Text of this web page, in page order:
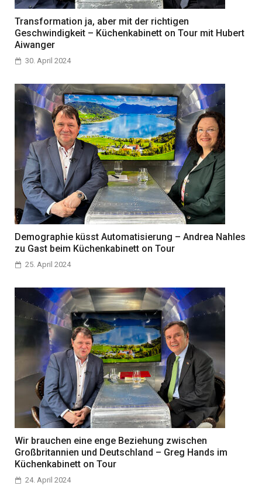
Transformation ja, aber mit der richtigen
Geschwindigkeit – Küchenkabinett on Tour mit Hubert
Aiwanger
30. April 2024
Demographie küsst Automatisierung – Andrea Nahles
zu Gast beim Küchenkabinett on Tour
25. April 2024
Wir brauchen eine enge Beziehung zwischen
Großbritannien und Deutschland – Greg Hands im
Küchenkabinett on Tour
24. April 2024